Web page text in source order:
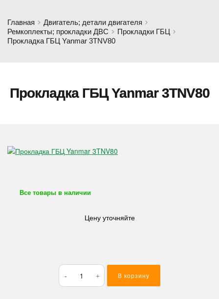
Главная
Двигатель; детали двигателя
Ремкоплекты; прокладки ДВС
Прокладки ГБЦ
Прокладка ГБЦ Yanmar 3TNV80
Прокладка ГБЦ Yanmar 3TNV80
Все товары в наличии
Цену уточняйте
Количество
товара
Прокладка
В корзину